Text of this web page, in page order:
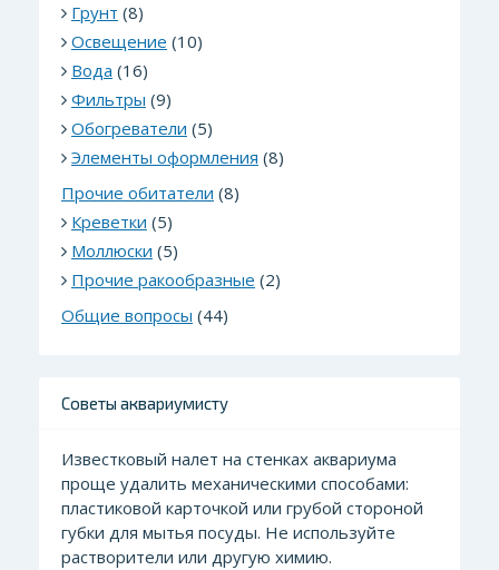
Грунт (8)
Освещение (10)
Вода (16)
Фильтры (9)
Обогреватели (5)
Элементы оформления (8)
Прочие обитатели (8)
Креветки (5)
Моллюски (5)
Прочие ракообразные (2)
Общие вопросы (44)
Советы аквариумисту
Известковый налет на стенках аквариума
проще удалить механическими способами:
пластиковой карточкой или грубой стороной
губки для мытья посуды. Не используйте
растворители или другую химию.